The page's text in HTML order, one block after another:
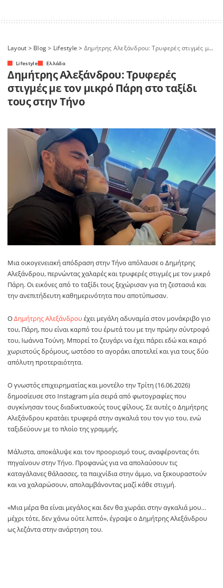
Layout > Blog> Lifestyle > Δημήτρης Αλεξάνδρου: Τρυφερές στιγμές με τον μικρό Πάρη στο ταξίδι τους στην Τήνο
Lifestyle Ελλάδα
Δημήτρης Αλεξάνδρου: Τρυφερές
στιγμές με τον μικρό Πάρη στο ταξίδι
τους στην Τήνο
Μια οικογενειακή απόδραση στην Τήνο απόλαυσε ο Δημήτρης
Αλεξάνδρου, περνώντας χαλαρές και τρυφερές στιγμές με τον μικρό
Πάρη. Οι εικόνες από το ταξίδι τους ξεχώρισαν για τη ζεστασιά και
την ανεπιτήδευτη καθημερινότητα που αποτύπωσαν.
ΟΔημήτρης Αλεξάνδρουέχει μεγάλη αδυναμία στον μονάκριβο γιο
του, Πάρη, που είναι καρπό του έρωτά του με την πρώην σύντροφό
του, Ιωάννα Τούνη. Μπορεί το ζευγάρι να έχει πάρει εδώ και καιρό
χωριστούς δρόμους, ωστόσο το αγοράκι αποτελεί και για τους δύο
απόλυτη προτεραιότητα.
Ο γνωστός επιχειρηματίας και μοντέλο την Τρίτη (16.06.2026)
δημοσίευσε στο Instagram μία σειρά από φωτογραφίες που
συγκίνησαν τους διαδικτυακούς τους φίλους. Σε αυτές ο Δημήτρης
Αλεξάνδρου κρατάει τρυφερά στην αγκαλιά του τον γιο του, ενώ
ταξιδεύουν με το πλοίο της γραμμής.
Μάλιστα, αποκάλυψε και τον προορισμό τους, αναφέροντας ότι
πηγαίνουν στην Τήνο. Προφανώς για να απολαύσουν τις
καταγάλανες θάλασσες, τα παιχνίδια στην άμμο, να ξεκουραστούν
και να χαλαρώσουν, απολαμβάνοντας μαζί κάθε στιγμή.
«Μια μέρα θα είναι μεγάλος και δεν θα χωράει στην αγκαλιά μου…
μέχρι τότε, δεν χάνω ούτε λεπτό», έγραψε ο Δημήτρης Αλεξάνδρου
ως λεζάντα στην ανάρτηση του.